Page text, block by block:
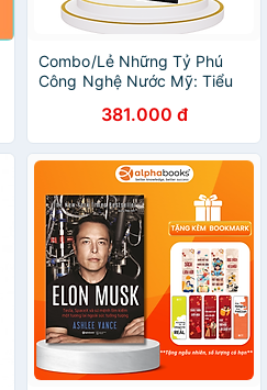
Combo/Lẻ Những Tỷ Phú
Công Nghệ Nước Mỹ: Tiểu
Steve Jobs + Bill Gates
381.000 đ